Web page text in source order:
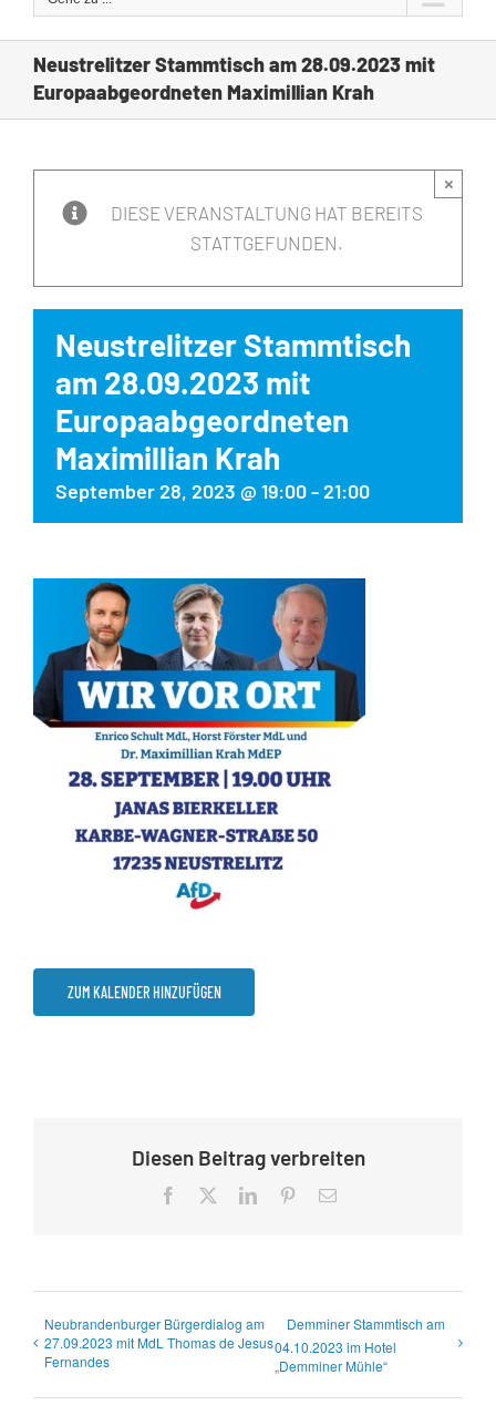
Neustrelitzer Stammtisch am 28.09.2023 mit
Europaabgeordneten Maximillian Krah
DIESE VERANSTALTUNG HAT BEREITS
STATTGEFUNDEN.
×
Neustrelitzer Stammtisch
am 28.09.2023 mit
Europaabgeordneten
Maximillian Krah
September 28, 2023 @ 19:00-21:00
ZUM KALENDER HINZUFÜGEN
Diesen Beitrag verbreiten
Facebook LinkedInPinterest
E-
Neubrandenburger Bürgerdialog am
27.09.2023 mit MdL Thomas de Jesus
Fernandes
Demminer Stammtisch am
04.10.2023 im Hotel
„Demminer Mühle“